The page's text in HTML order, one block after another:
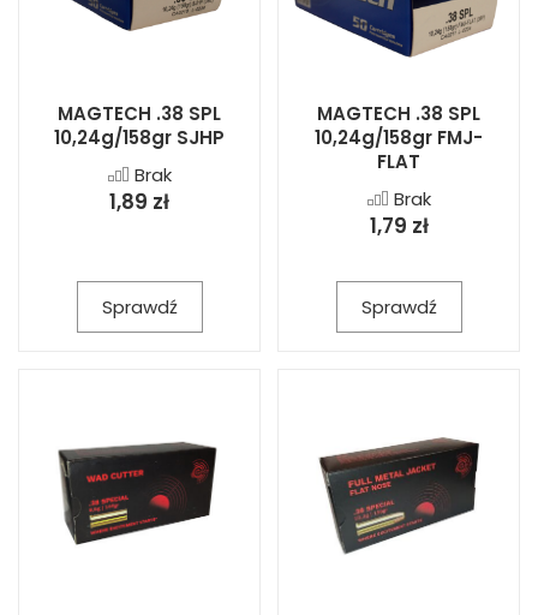
MAGTECH .38 SPL
10,24g/158gr SJHP
Brak
1,89 zł
Sprawdź
MAGTECH .38 SPL
10,24g/158gr FMJ-
FLAT
Brak
1,79 zł
Sprawdź